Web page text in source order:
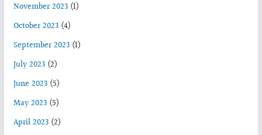
November 2023(1)
October 2023(4)
September 2023(1)
July 2023(2)
June 2023(5)
May 2023(5)
April 2023(2)